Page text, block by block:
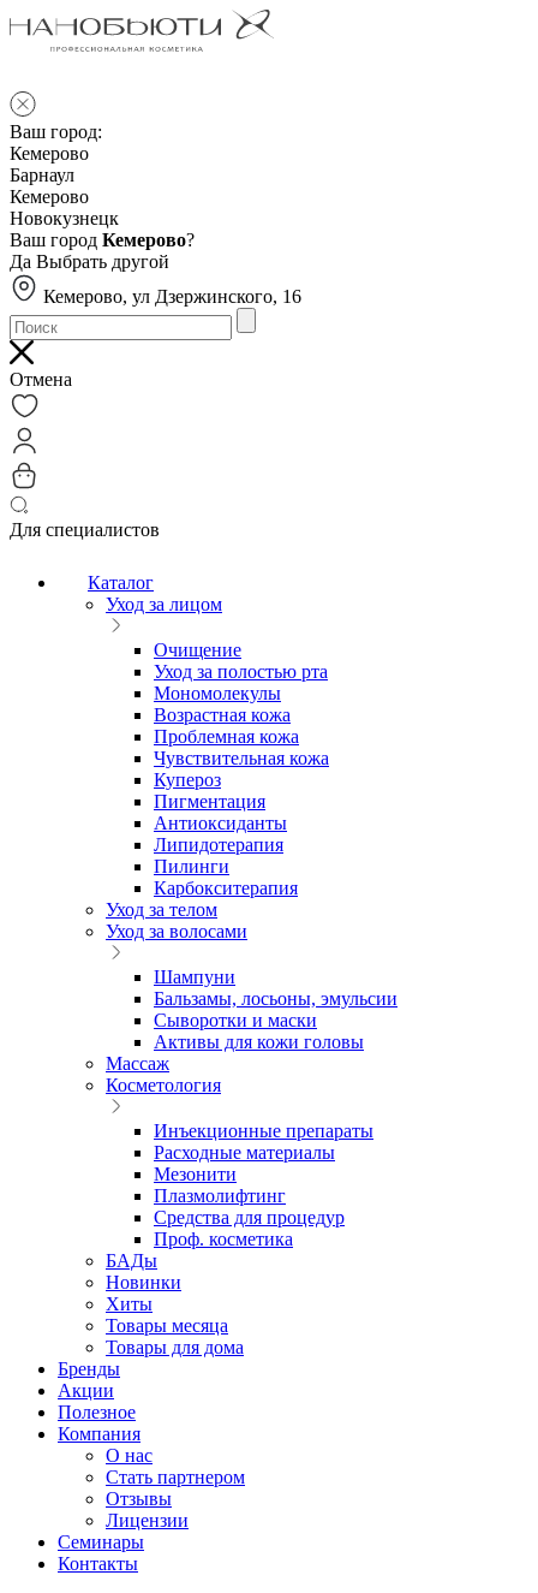
Ваш город:
Кемерово
Барнаул
Кемерово
Новокузнецк
Ваш город Кемерово?
Да Выбрать другой
Кемерово, ул Дзержинского, 16
Отмена
Для специалистов
Каталог
Уход за лицом
Очищение
Уход за полостью рта
Мономолекулы
Возрастная кожа
Проблемная кожа
Чувствительная кожа
Купероз
Пигментация
Антиоксиданты
Липидотерапия
Пилинги
Карбокситерапия
Уход за телом
Уход за волосами
Шампуни
Бальзамы, лосьоны, эмульсии
Сыворотки и маски
Активы для кожи головы
Массаж
Косметология
Инъекционные препараты
Расходные материалы
Мезонити
Плазмолифтинг
Средства для процедур
Проф. косметика
БАДы
Новинки
Хиты
Товары месяца
Товары для дома
Бренды
Акции
Полезное
Компания
О нас
Стать партнером
Отзывы
Лицензии
Семинары
Контакты